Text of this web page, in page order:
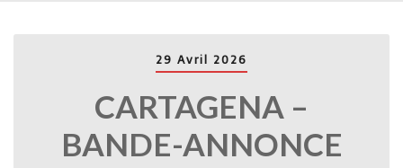
29 Avril 2026
CARTAGENA –
BANDE-ANNONCE